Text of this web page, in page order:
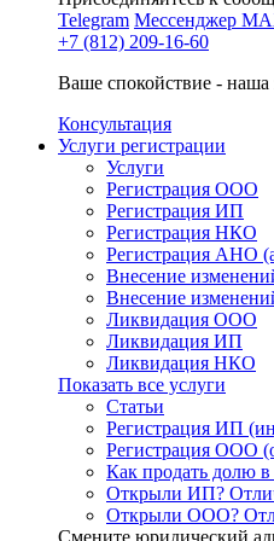
Telegram Мессенджер
+7 (812) 209-16-60
Ваше спокойствие - наша
Консультация
Услуги регистрации
Услуги
Регистрация ООО
Регистрация ИП
Регистрация НКО
Регистрация АНО
Внесение
Внесение
Ликвидация ООО
Ликвидация ИП
Ликвидация НКО
Показать все услуги
Статьи
Регистрация ИП
Регистрация ООО
Как продать долю
Открыли ИП?
Открыли ООО?
Смените юридический